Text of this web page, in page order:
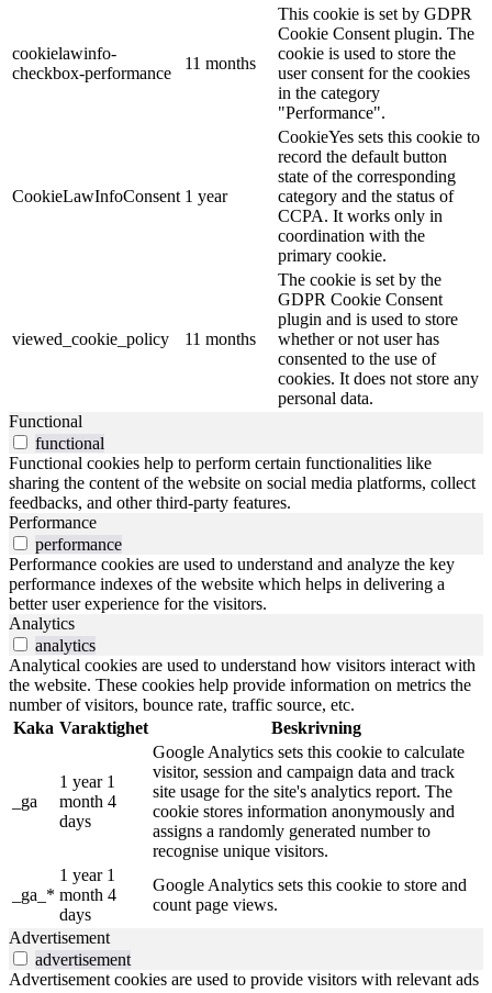
cookielawinfo-
checkbox-performance
11 months
This cookie is set by GDPR
Cookie Consent plugin. The
cookie is used to store the
user consent for the cookies
in the category
"Performance".
CookieLawInfoConsent 1 year
CookieYes sets this cookie to
record the default button
state of the corresponding
category and the status of
CCPA. It works only in
coordination with the
primary cookie.
viewed_cookie_policy 11 months
The cookie is set by the
GDPR Cookie Consent
plugin and is used to store
whether or not user has
consented to the use of
cookies. It does not store any
personal data.
Functional
functional
Functional cookies help to perform certain functionalities like
sharing the content of the website on social media platforms, collect
feedbacks, and other third-party features.
Performance
performance
Performance cookies are used to understand and analyze the key
performance indexes of the website which helps in delivering a
better user experience for the visitors.
Analytics
analytics
Analytical cookies are used to understand how visitors interact with
the website. These cookies help provide information on metrics the
number of visitors, bounce rate, traffic source, etc.
Kaka Varaktighet Beskrivning
_ga
1 year 1
month 4
days
Google Analytics sets this cookie to calculate
visitor, session and campaign data and track
site usage for the site's analytics report. The
cookie stores information anonymously and
assigns a randomly generated number to
recognise unique visitors.
_ga_*
1 year 1
month 4
days
Google Analytics sets this cookie to store and
count page views.
Advertisement
advertisement
Advertisement cookies are used to provide visitors with relevant ads